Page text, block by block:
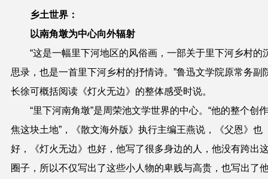
乡土世界：
以南角墩为中心向外辐射
“这是一幅里下河地区的风俗画，一部关于里下河乡村的
思录，也是一首里下河乡村的抒情诗。”鲁迅文学院原常务副
长徐可概括阅读《灯火无边》的整体感受时说。
“里下河南角墩”是周荣池文学世界的中心。“他的整个创
焦这块土地”，《散文海外版》执行主编王燕说，《父恩》也
好，《灯火无边》也好，他写了很多身边的人，他没有跨出
圈子，所以不仅写出了这些小人物的卑贱与高贵，也写出了